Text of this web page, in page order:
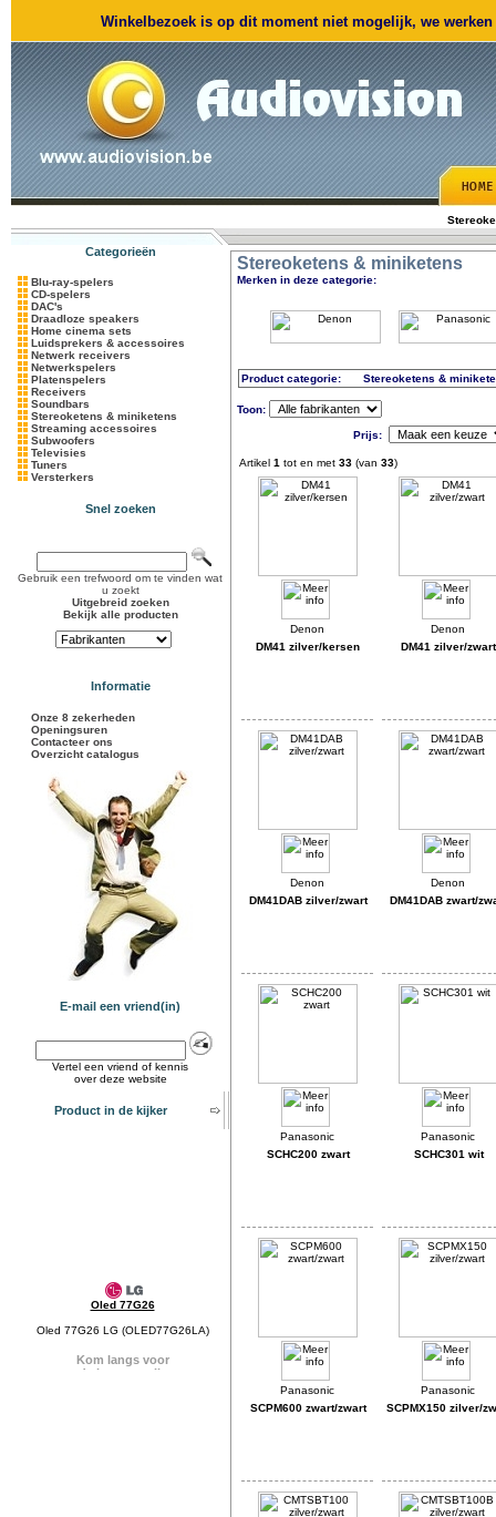
Winkelbezoek is op dit moment niet mogelijk, we
Categorieën
Blu-ray-spelers
CD-spelers
DAC's
Draadloze speakers
Home cinema sets
Luidsprekers & accessoires
Netwerk receivers
Netwerkspelers
Platenspelers
Receivers
Soundbars
Stereoketens & miniketens
Streaming accessoires
Subwoofers
Televisies
Tuners
Versterkers
Snel zoeken
Gebruik een trefwoord om te vinden wat
u zoekt
Uitgebreid zoeken
Bekijk alle producten
Informatie
Onze 8 zekerheden
Openingsuren
Contacteer ons
Overzicht catalogus
E-mail een vriend(in)
Vertel een vriend of kennis
over deze website
Product in de kijker
Oled 77G26
Oled 77G26 LG (OLED77G26LA)
Stereoketens & miniketens
Merken in deze categorie:
Product categorie: Stereoketens &
Toon:
Prijs:
Artikel 1 tot en met 33 (van 33)
DM41 zilver/kersen DM41 zilver/zwart
DM41DAB zilver/zwart DM41DAB zwart/
SCHC200 zwart SCHC301 wit
SCPM600 zwart/zwart SCPMX150 zilver/